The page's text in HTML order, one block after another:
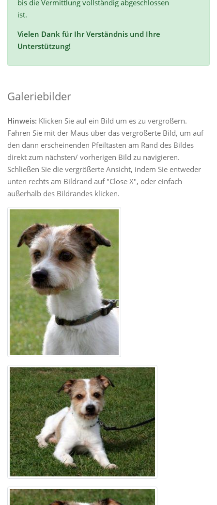
bis die Vermittlung vollständig abgeschlossen
ist.
Vielen Dank für Ihr Verständnis und Ihre
Unterstützung!
Galeriebilder
Hinweis: Klicken Sie auf ein Bild um es zu vergrößern.
Fahren Sie mit der Maus über das vergrößerte Bild, um auf
den dann erscheinenden Pfeiltasten am Rand des Bildes
direkt zum nächsten/ vorherigen Bild zu navigieren.
Schließen Sie die vergrößerte Ansicht, indem Sie entweder
unten rechts am Bildrand auf "Close X", oder einfach
außerhalb des Bildrandes klicken.